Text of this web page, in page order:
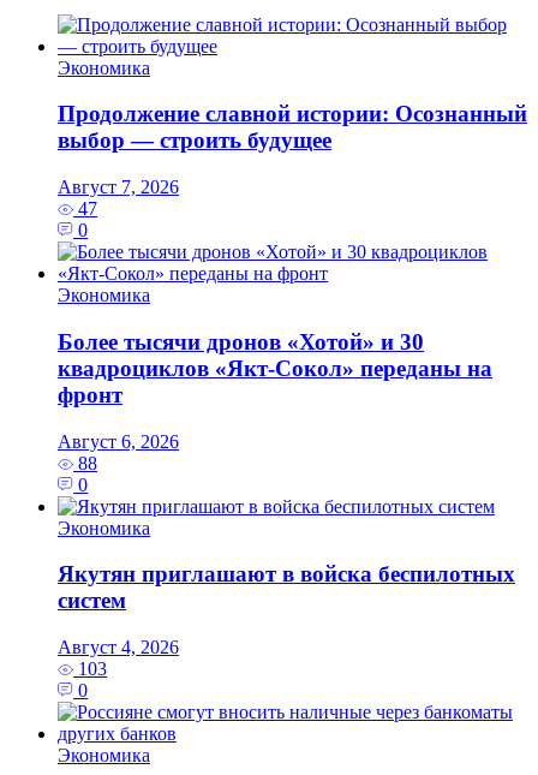
Экономика
Продолжение славной истории: Осознанный
выбор — строить будущее
Август 7, 2026
47
0
Экономика
Более тысячи дронов «Хотой» и 30
квадроциклов «Якт-Сокол» переданы на
фронт
Август 6, 2026
88
0
Экономика
Якутян приглашают в войска беспилотных
систем
Август 4, 2026
103
0
Экономика